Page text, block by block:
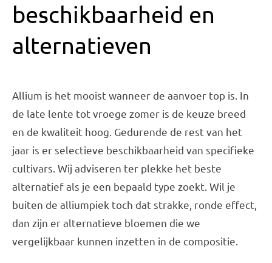
beschikbaarheid en
alternatieven
Allium is het mooist wanneer de aanvoer top is. In
de late lente tot vroege zomer is de keuze breed
en de kwaliteit hoog. Gedurende de rest van het
jaar is er selectieve beschikbaarheid van specifieke
cultivars. Wij adviseren ter plekke het beste
alternatief als je een bepaald type zoekt. Wil je
buiten de alliumpiek toch dat strakke, ronde effect,
dan zijn er alternatieve bloemen die we
vergelijkbaar kunnen inzetten in de compositie.